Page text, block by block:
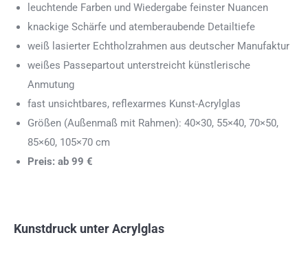
leuchtende Farben und Wiedergabe feinster Nuancen
knackige Schärfe und atemberaubende Detailtiefe
weiß lasierter Echtholzrahmen aus deutscher Manufaktur
weißes Passepartout unterstreicht künstlerische
Anmutung
fast unsichtbares, reflexarmes Kunst-Acrylglas
Größen (Außenmaß mit Rahmen): 40×30, 55×40, 70×50,
85×60, 105×70 cm
Preis: ab 99 €
Kunstdruck unter Acrylglas